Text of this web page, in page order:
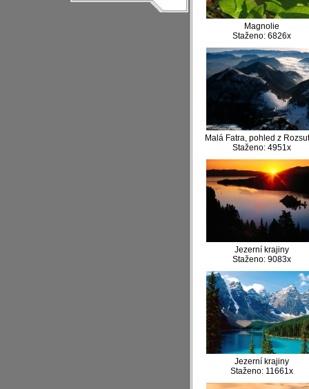
Magnolie
Staženo: 6826x
Malá Fatra, pohled z
Staženo: 4951x
Jezerní krajiny
Staženo: 9083x
Jezerní krajiny
Staženo: 11661x